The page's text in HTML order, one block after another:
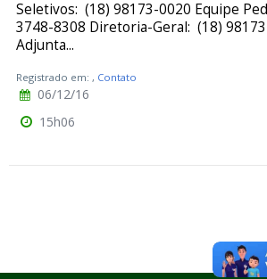
Seletivos: (18) 98173-0020 Equipe
3748-8308 Diretoria-Geral: (18)
Adjunta...
Registrado em: , Contato
06/12/16
15h06